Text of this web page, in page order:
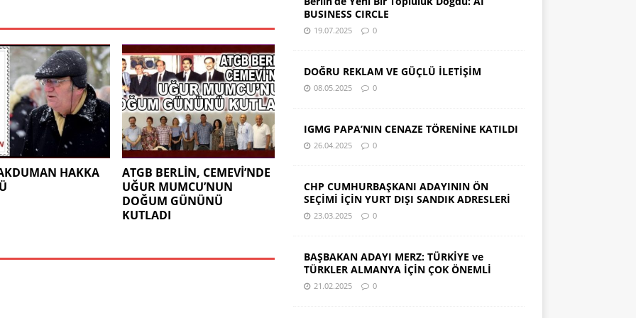
HAKKA
ATGB BERLİN, CEMEVİ’NDE
UĞUR MUMCU’NUN
DOĞUM GÜNÜNÜ
KUTLADI
BUSINESS CIRCLE
19.07.2025 0
DOĞRU REKLAM VE GÜÇLÜ İLETİŞİM
08.05.2025 0
IGMG PAPA’NIN CENAZE TÖRENİNE KATILDI
26.04.2025 0
CHP CUMHURBAŞKANI ADAYININ ÖN
SEÇİMİ İÇİN YURT DIŞI SANDIK ADRESLERİ
23.03.2025 0
BAŞBAKAN ADAYI MERZ: TÜRKİYE ve
TÜRKLER ALMANYA İÇİN ÇOK ÖNEMLİ
21.02.2025 0